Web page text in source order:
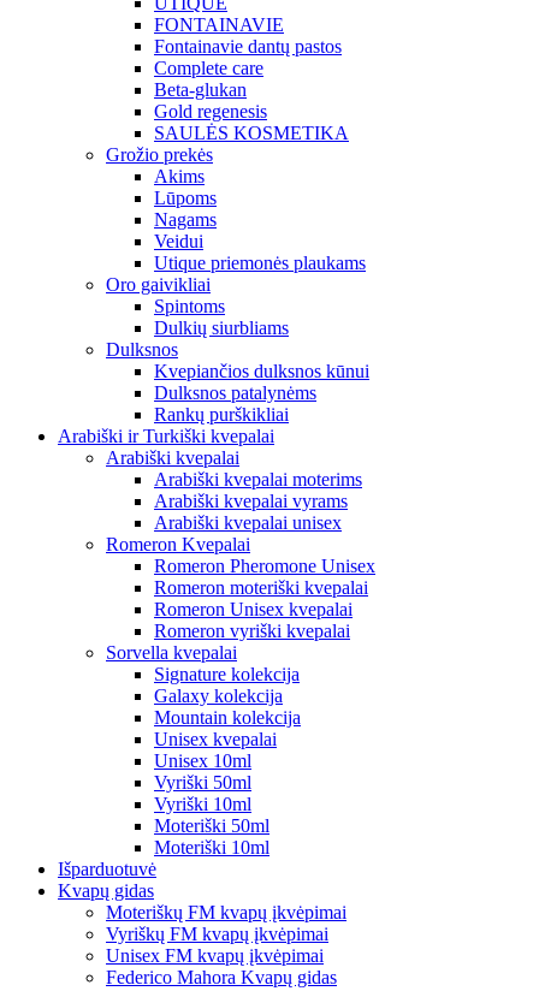
FONTAINAVIE
Fontainavie dantų pastos
Complete care
Beta-glukan
Gold regenesis
SAULĖS KOSMETIKA
Grožio prekės
Akims
Lūpoms
Nagams
Veidui
Utique priemonės plaukams
Oro gaivikliai
Spintoms
Dulkių siurbliams
Dulksnos
Kvepiančios dulksnos kūnui
Dulksnos patalynėms
Rankų purškikliai
Arabiški ir Turkiški kvepalai
Arabiški kvepalai
Arabiški kvepalai moterims
Arabiški kvepalai vyrams
Arabiški kvepalai unisex
Romeron Kvepalai
Romeron Pheromone Unisex
Romeron moteriški kvepalai
Romeron Unisex kvepalai
Romeron vyriški kvepalai
Sorvella kvepalai
Signature kolekcija
Galaxy kolekcija
Mountain kolekcija
Unisex kvepalai
Unisex 10ml
Vyriški 50ml
Vyriški 10ml
Moteriški 50ml
Moteriški 10ml
Išparduotuvė
Kvapų gidas
Moteriškų FM kvapų įkvėpimai
Vyriškų FM kvapų įkvėpimai
Unisex FM kvapų įkvėpimai
Federico Mahora Kvapų gidas